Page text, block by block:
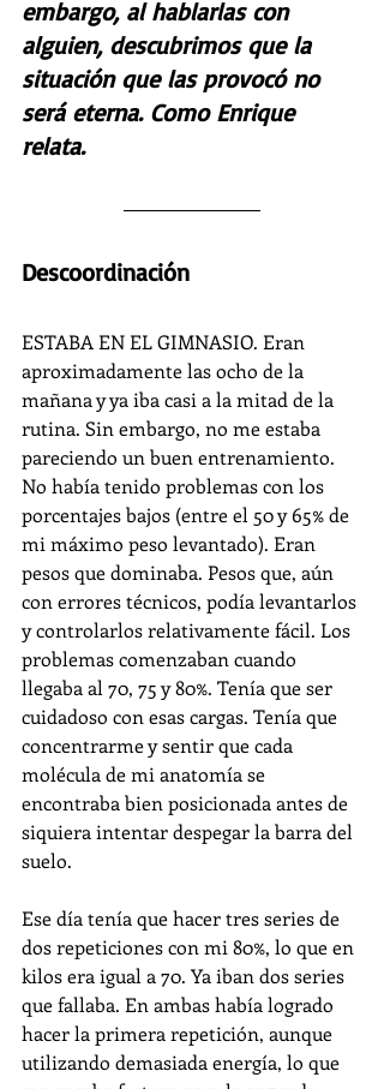
embargo, al hablarlas con
alguien, descubrimos que la
situación que las provocó no
será eterna. Como Enrique
relata.
Descoordinación
ESTABA EN EL GIMNASIO. Eran
aproximadamente las ocho de la
mañana y ya iba casi a la mitad de la
rutina. Sin embargo, no me estaba
pareciendo un buen entrenamiento.
No había tenido problemas con los
porcentajes bajos (entre el 50 y 65% de
mi máximo peso levantado). Eran
pesos que dominaba. Pesos que, aún
con errores técnicos, podía levantarlos
y controlarlos relativamente fácil. Los
problemas comenzaban cuando
llegaba al 70, 75 y 80%. Tenía que ser
cuidadoso con esas cargas. Tenía que
concentrarme y sentir que cada
molécula de mi anatomía se
encontraba bien posicionada antes de
siquiera intentar despegar la barra del
suelo.
Ese día tenía que hacer tres series de
dos repeticiones con mi 80%, lo que en
kilos era igual a 70. Ya iban dos series
que fallaba. En ambas había logrado
hacer la primera repetición, aunque
utilizando demasiada energía, lo que